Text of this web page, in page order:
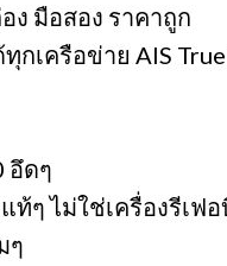
มือสอง ราคาถูก
กเครือข่าย AIS
อึดๆ
ท้ๆ ไม่ใช่เครื่องรีเฟ
ๆ